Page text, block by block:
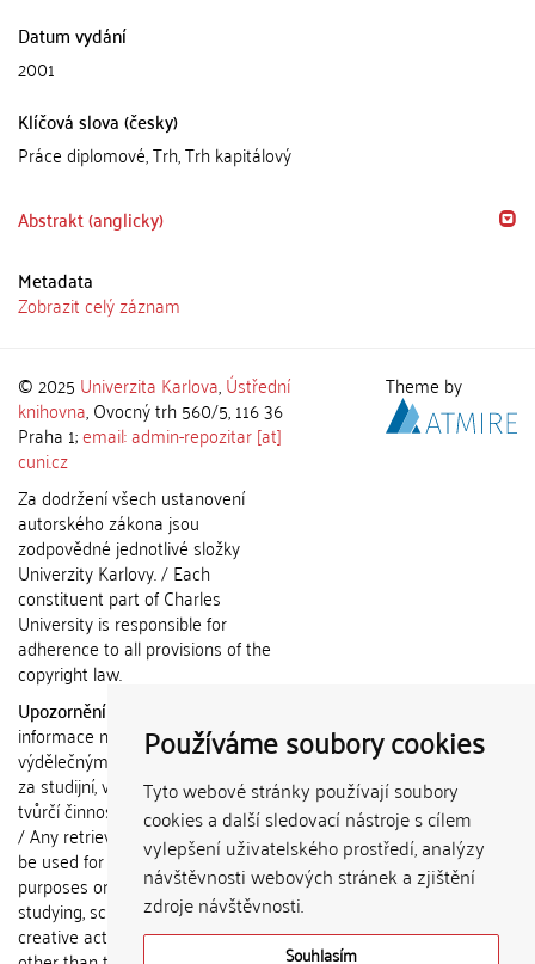
Používáme soubory cookies
Tyto webové stránky používají soubory
cookies a další sledovací nástroje s cílem
vylepšení uživatelského prostředí, analýzy
návštěvnosti webových stránek a zjištění
zdroje návštěvnosti.
Souhlasím
Datum vydání
2001
Klíčová slova (česky)
Práce diplomové, Trh, Trh kapitálový
Abstrakt (anglicky)
Metadata
Zobrazit celý záznam
© 2025 Univerzita Karlova,Ústřední
knihovna, Ovocný trh 560/5, 116 36
Praha 1;email: admin-repozitar [at]
cuni.cz
Za dodržení všech ustanovení
autorského zákona jsou
zodpovědné jednotlivé složky
Univerzity Karlovy. / Each
constituent part of Charles
University is responsible for
adherence to all provisions of the
copyright law.
Upozornění / Notice:
informace nemohou být použity k
výdělečným účelům nebo vydávány
za studijní, vědeckou nebo jinou
tvůrčí činnost jiné osoby než autora.
/ Any retrieved information shall not
be used for any commercial
purposes or claimed as results of
studying, scientific or any other
creative activities of any person
Theme by